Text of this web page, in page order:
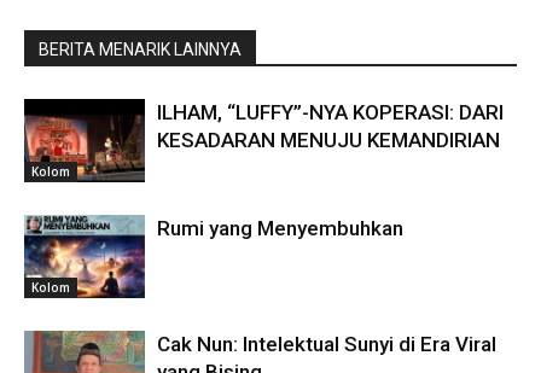
BERITA MENARIK LAINNYA
Kolom
ILHAM, “LUFFY”-NYA KOPERASI: DARI
KESADARAN MENUJU KEMANDIRIAN
Kolom
Rumi yang Menyembuhkan
Cak Nun: Intelektual Sunyi di Era Viral